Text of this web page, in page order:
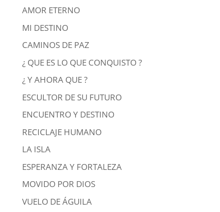
AMOR ETERNO
MI DESTINO
CAMINOS DE PAZ
¿ QUE ES LO QUE CONQUISTO ?
¿ Y AHORA QUE ?
ESCULTOR DE SU FUTURO
ENCUENTRO Y DESTINO
RECICLAJE HUMANO
LA ISLA
ESPERANZA Y FORTALEZA
MOVIDO POR DIOS
VUELO DE ÁGUILA